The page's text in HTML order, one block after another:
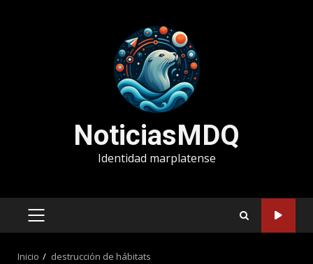
NoticiasMDQ
Identidad marplatense
MENÚ
Inicio destrucción de hábitats